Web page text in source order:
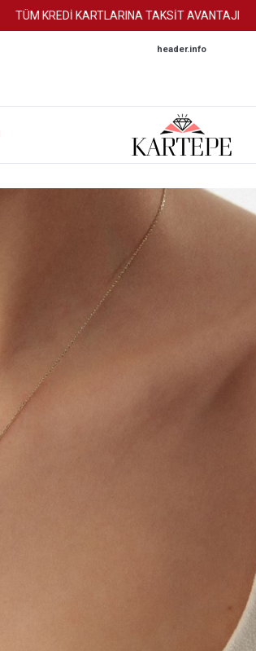
KREDİ KARTLARINA TAKSİT AVANTAJI
header.info